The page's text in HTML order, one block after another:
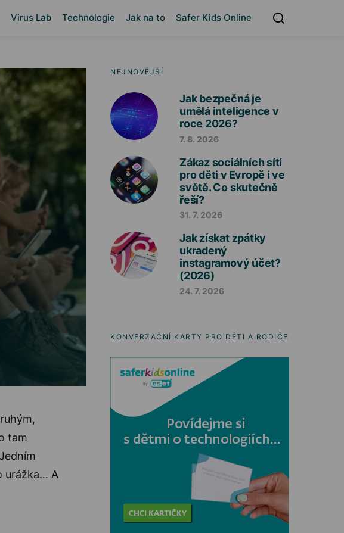
Virus Lab Technologie Jak na to Safer Kids Online
tam
urážka… A
NEJNOVĚJŠÍ
Jak bezpečná je
umělá inteligence v
roce 2026?
7. 8. 2026
Zákaz sociálních sítí
pro děti v Evropě i ve
světě. Co skutečně
řeší?
31. 7. 2026
Jak získat zpátky
ukradený
instagramový účet?
(2026)
24. 7. 2026
KONVERZAČNÍ KARTY PRO DĚTI A RODIČE